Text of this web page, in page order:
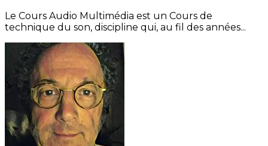
Le Cours Audio Multimédia est un Cours de
technique du son, discipline qui, au fil des années...